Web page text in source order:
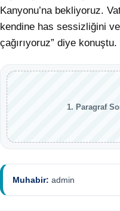
Kanyonu’na bekliyoruz.
kendine has sessizliğini
çağırıyoruz” diye konuştu.
1. Paragraf
Muhabir: admin